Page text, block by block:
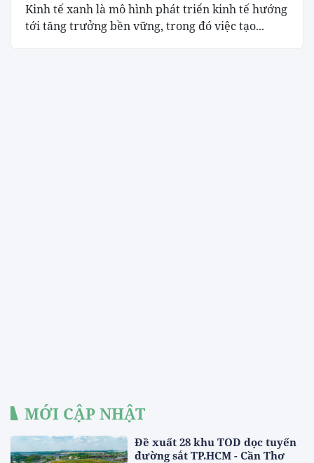
Kinh tế xanh là mô hình phát triển kinh tế hướng
tới tăng trưởng bền vững, trong đó việc tạo...
MỚI CẬP NHẬT
Đề xuất 28 khu TOD dọc tuyến
đường sắt TP.HCM - Cần Thơ